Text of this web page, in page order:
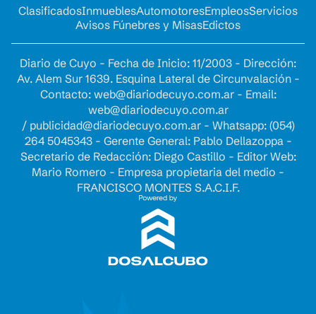
ClasificadosInmueblesAutomotoresEmpleosServicios
Avisos Fúnebres y MisasEdictos
Diario de Cuyo - Fecha de Inicio: 11/2003 - Dirección:
Av. Alem Sur 1639. Esquina Lateral de Circunvalación -
Contacto: web@diariodecuyo.com.ar- Email:
web@diariodecuyo.com.ar
/ publicidad@diariodecuyo.com.ar- Whatsapp: (054)
264 5045343 - Gerente General: Pablo Dellazoppa -
Secretario de Redacción: Diego Castillo - Editor Web:
Mario Romero - Empresa propietaria del medio -
FRANCISCO MONTES S.A.C.I.F.